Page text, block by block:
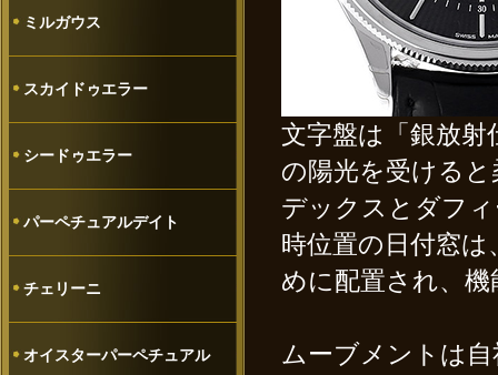
ミルガウス
スカイドゥエラー
シードゥエラー
パーペチュアルデイト
チェリーニ
オイスターパーペチュアル
文字盤は「銀放
の陽光を受ける
デックスとダフ
時位置の日付窓
めに配置され、
ムーブメントは